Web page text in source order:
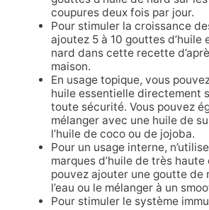
coupures deux fois par jour.
Pour stimuler la croissance
ajoutez 5 à 10 gouttes d’huile
nard dans cette recette
maison.
En usage topique, vous
huile essentielle directement
toute sécurité. Vous pouvez
mélanger avec une huile de
l’huile de coco ou de jojoba.
Pour un usage interne,
marques d’huile de très haute
pouvez ajouter une goutte de
l’eau ou le mélanger à un
Pour stimuler le système